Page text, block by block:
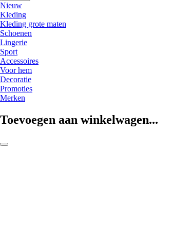
Nieuw
Kleding
Kleding grote maten
Schoenen
Lingerie
Sport
Accessoires
Voor hem
Decoratie
Promoties
Merken
Toevoegen aan winkelwagen...